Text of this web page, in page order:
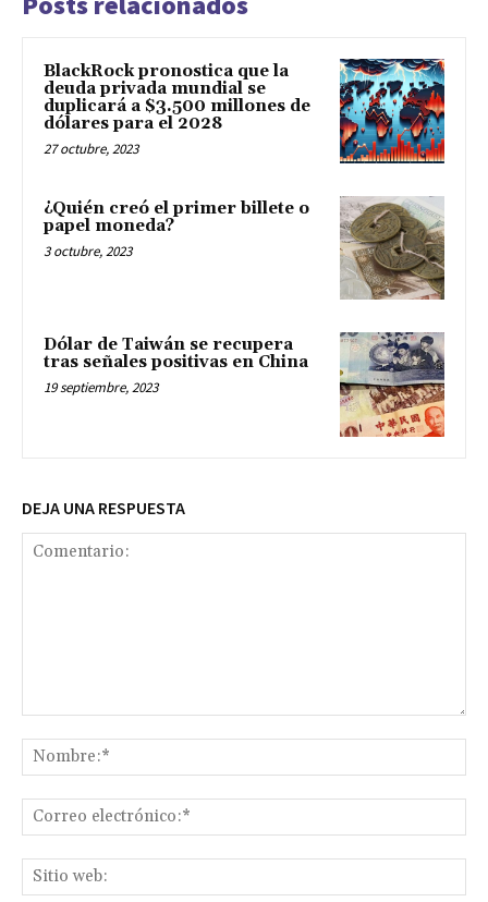
BlackRock pronostica que la
deuda privada mundial se
duplicará a $3.500 millones de
dólares para el 2028
27 octubre, 2023
¿Quién creó el primer billete o
papel moneda?
3 octubre, 2023
Dólar de Taiwán se recupera
tras señales positivas en China
19 septiembre, 2023
DEJA UNA RESPUESTA